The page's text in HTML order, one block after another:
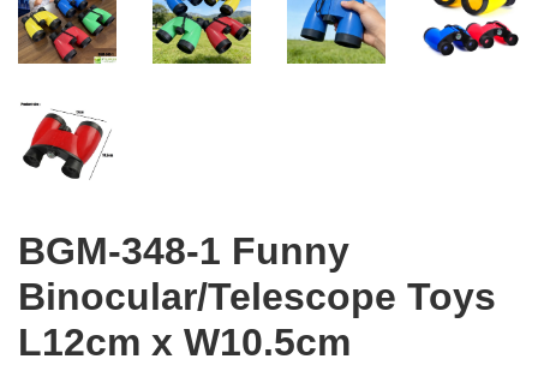
BGM-348-1 Funny
Binocular/Telescope Toys
L12cm x W10.5cm